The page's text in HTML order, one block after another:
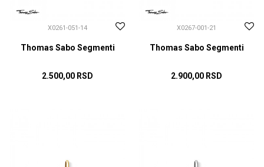
X0261-051-14
Thomas Sabo Segmenti
2.500,00 RSD
X0267-001-21
Thomas Sabo Segmenti
2.900,00 RSD